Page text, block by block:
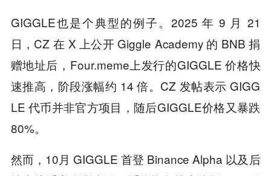
GIGGLE也是个典型的例子。2025 年 9 月 21
日，CZ 在 X 上公开 Giggle Academy 的 BNB 捐
赠地址后，Four.meme上发行的GIGGLE 价格快
速推高，阶段涨幅约 14 倍。CZ 发帖表示 GIGG
LE 代币并非官方项目，随后GIGGLE价格又暴跌
80%。
然而，10月 GIGGLE 首登 Binance Alpha 以及后